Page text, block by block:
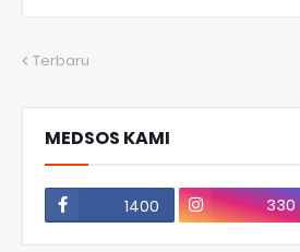
Terbaru
MEDSOS KAMI
1400 330